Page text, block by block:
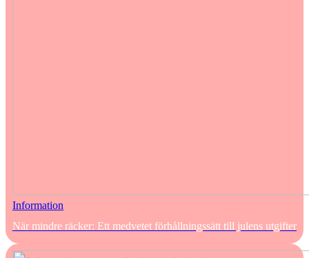
Information
När mindre räcker: Ett medvetet förhållningssätt till julens utgifter